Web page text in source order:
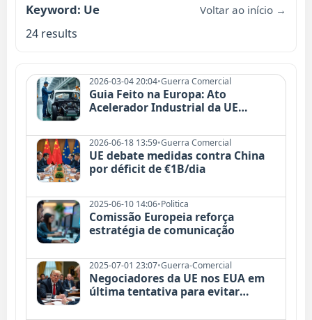
Keyword: Ue Voltar ao início →
24 results
2026-03-04 20:04•Guerra Comercial
Guia Feito na Europa: Ato
Acelerador Industrial da UE
2026-06-18 13:59•Guerra Comercial
UE debate medidas contra China
por déficit de €1B/dia
2025-06-10 14:06•Politica
Comissão Europeia reforça
estratégia de comunicação
2025-07-01 23:07•Guerra-Comercial
Negociadores da UE nos EUA em
última tentativa para evitar